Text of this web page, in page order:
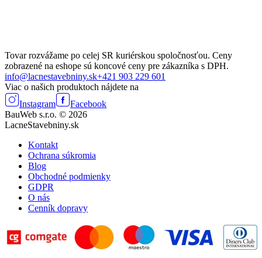
Tovar rozvážame po celej SR kuriérskou spoločnosťou. Ceny
zobrazené na eshope sú koncové ceny pre zákazníka s DPH.
info@lacnestavebniny.sk+421 903 229 601
Viac o našich produktoch nájdete na
Instagram
Facebook
BauWeb s.r.o. © 2026
LacneStavebniny.sk
Kontakt
Ochrana súkromia
Blog
Obchodné podmienky
GDPR
O nás
Cenník dopravy